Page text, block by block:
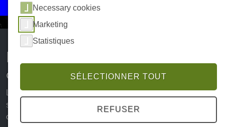
Événements
Musique
Événements musicaux et
concerts dans le Harz
Les fans de musique trouveront dans le Harz toute une
série d'événements musicaux et de concerts de genres et
de styles musicaux très variés. Des concerts de musique
Necessary cookies
Marketing
Statistiques
SÉLECTIONNER TOUT
REFUSER